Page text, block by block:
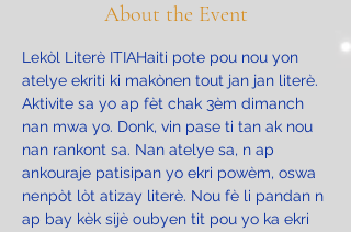
About the Event
Lekòl Literè ITIAHaiti pote pou nou yon
atelye ekriti ki makònen tout jan jan literè.
Aktivite sa yo ap fèt chak 3èm dimanch
nan mwa yo. Donk, vin pase ti tan ak nou
nan rankont sa. Nan atelye sa, n ap
ankouraje patisipan yo ekri powèm, oswa
nenpòt lòt atizay literè. Nou fè li pandan n
ap bay kèk sijè oubyen tit pou yo ka ekri